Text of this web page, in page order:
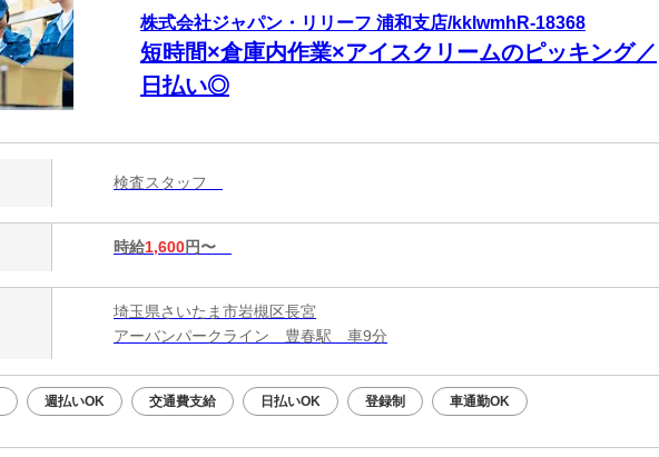
株式会社ジャパン・リリーフ 浦和支店/kklwmhR-18368
短時間×倉庫内作業×アイスクリームのピッキング／
日払い◎
検査スタッフ
時給1,600円〜
埼玉県さいたま市岩槻区長宮
アーバンパークライン 豊春駅 車9分
週払いOK 交通費支給 日払いOK 登録制 車通勤OK